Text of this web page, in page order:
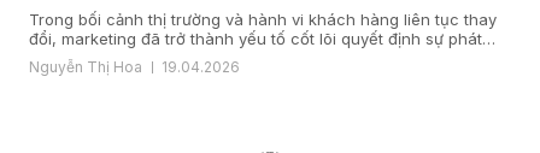
Trong bối cảnh thị trường và hành vi khách hàng liên tục thay
đổi, marketing đã trở thành yếu tố cốt lõi quyết định sự phát
triển của doanh nghiệp. Một giải pháp marketing hiệu quả nằm
ở cách doanh nghiệp hiểu khách hàng, xây dựng chiến lược
Nguyễn Thị Hoa 19.04.2026